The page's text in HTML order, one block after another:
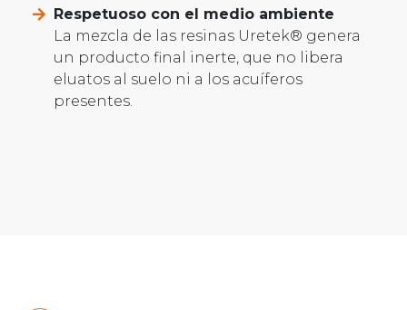
Respetuoso con el medio ambiente
La mezcla de las resinas Uretek® genera
un producto final inerte, que no libera
eluatos al suelo ni a los acuíferos
presentes.